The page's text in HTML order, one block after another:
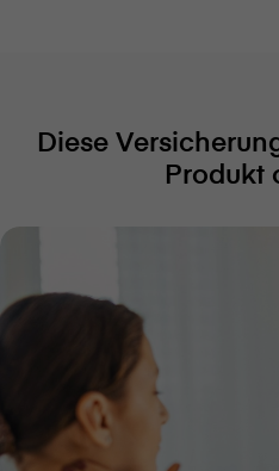
Diese
Produkt